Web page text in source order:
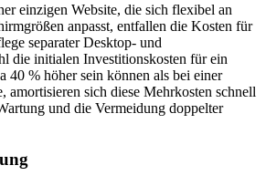
einzigen Website, die sich flexibel an
anpasst, entfallen die Kosten für
separater Desktop- und
die initialen Investitionskosten für ein
40 % höher sein können als bei einer
amortisieren sich diese Mehrkosten schnell
und die Vermeidung doppelter